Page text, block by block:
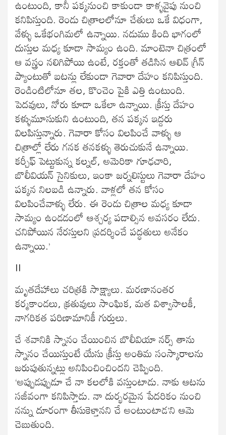
ఉంటుంది, కానీ పక్కనుంచి కాకుండా కాళ్ళవైపు నుంచి
కనిపిస్తుంది. రెండు చిత్రాలలోనూ చేతులు ఒకే విధంగా,
వేళ్ళు ఒకేభంగిమలో ఉన్నాయి. నడుము కింది భాగంలో
దుస్తుల మధ్య కూడా సామ్యం ఉంది. మాంటెనా చిత్రంలో
ఆ వస్త్రం నలిగిపోయి ఉంటే, రక్తంతో తడిసిన ఆలివ్ గ్రీన్
ప్యాంటుతో బటన్లు లేకుండా గెవారా దేహం కనిపిస్తుంది.
రెండింటిలోనూ తల, కొంచెం పైకి ఎత్తి ఉంటుంది.
పెదవులు, నోరు కూడా ఒకేలా ఉన్నాయి. క్రీస్తు దేహం
కళ్ళుమూసుకుని ఉంటుంది, తన పక్కన ఇద్దరు
విలపిస్తున్నారు. గెవారా కోసం విలపించే వాళ్ళు ఆ
చిత్రాల్లో లేరు గనక తనకళ్ళు తెరుచుకునే ఉన్నాయి.
కర్చీఫ్ పెట్టుకున్న కల్నల్, అమెరికా గూఢచారి,
బొలీవియన్ సైనికులు, ఇంకా జర్నలిస్టులు గెవారా దేహం
పక్కన నిలబడి ఉన్నారు. వాళ్లలో తన కోసం
విలపించేవాళ్ళు లేరు. ఈ రెండు చిత్రాల మధ్య కూడా
సామ్యం ఉండడంలో ఆశ్చర్య పడాల్సిన అవసరం లేదు.
చనిపోయిన నేరస్తులని ప్రదర్శించే పద్ధతులు అనేకం
ఉన్నాయి.’
II
మృతదేహాలు చరిత్రకి సాక్ష్యాలు. మరణానంతర
కర్మకాండలు, క్రతువులు సాంఘిక, మత విశ్వాసాలకీ,
నాగరికత పరిణామానికీ గుర్తులు.
చే శవానికి స్నానం చేయించిన బొలీవియా నర్స్ తాను
స్నానం చేయిస్తుంటే యేసు క్రీస్తు అంతిమ సంస్కారాలను
జరుపుతున్నట్లు అనిపించించిందని చెప్పింది.
‘అప్పుడప్పుడూ చే నా కలలోకి వస్తుంటాడు. నాకు ఆటను
సజీవంగా కనిపిస్తాడు. నా దుర్భరమైన పేదరికం నుంచి
నన్ను దూరంగా తీసుకెళ్తానని చే అంటుంటాడ’ని ఆమె
చెబుతుంది.